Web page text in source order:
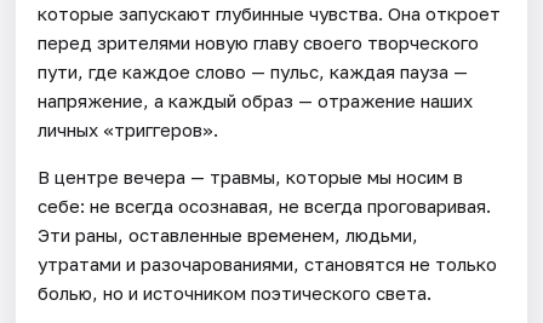
которые запускают глубинные чувства. Она откроет
перед зрителями новую главу своего творческого
пути, где каждое слово — пульс, каждая пауза —
напряжение, а каждый образ — отражение наших
личных «триггеров».
В центре вечера — травмы, которые мы носим в
себе: не всегда осознавая, не всегда проговаривая.
Эти раны, оставленные временем, людьми,
утратами и разочарованиями, становятся не только
болью, но и источником поэтического света.